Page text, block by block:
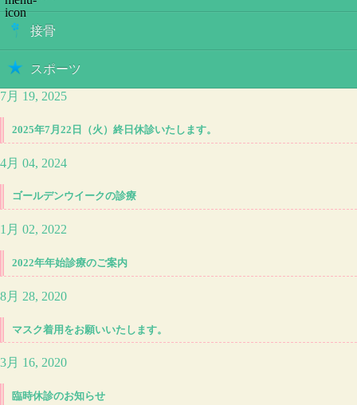
接骨
スポーツ
7月 19, 2025
2025年7月22日（火）終日休診いたします。
4月 04, 2024
ゴールデンウイークの診療
1月 02, 2022
2022年年始診療のご案内
8月 28, 2020
マスク着用をお願いいたします。
3月 16, 2020
臨時休診のお知らせ